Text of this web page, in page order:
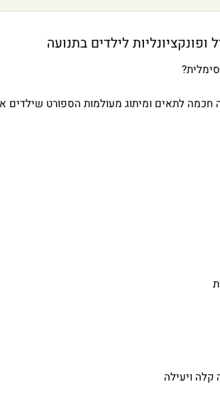
לילדים בתנועה
ויעילה